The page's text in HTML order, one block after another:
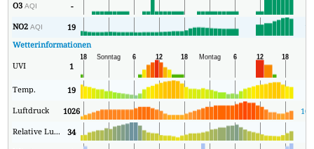
O3AQI -
NO2AQI 19
12
Wetterinformationen
UVI
1
Temp. 19
Luftdruck
1026
Relative Luftfeuchtigkeit
34